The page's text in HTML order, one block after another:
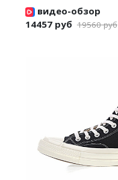
видео-обзор
14457 руб 19560 руб